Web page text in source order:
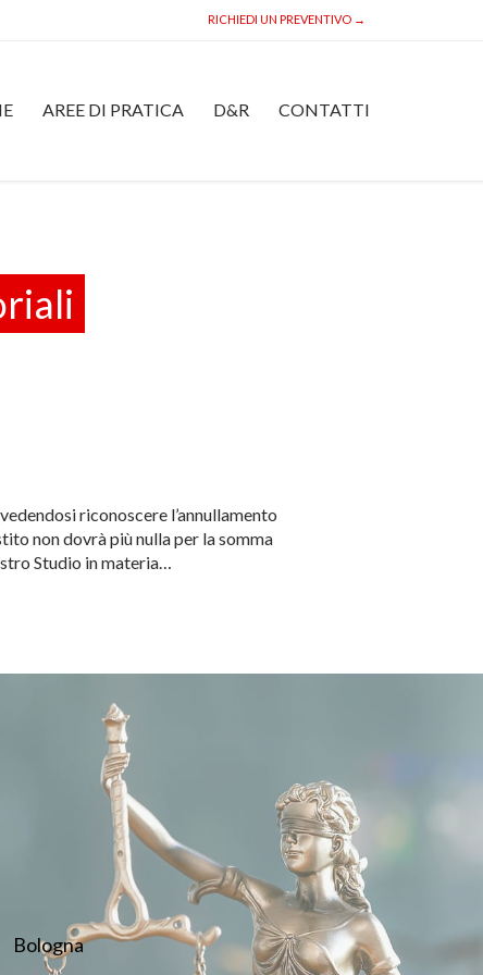
RICHIEDI UN PREVENTIVO →
AREE DI PRATICA D&R CONTATTI
riconoscere l’annullamento
non dovrà più nulla per la somma
Studio in materia…
Bologna